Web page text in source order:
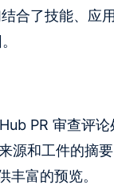
合了技能、应
PR 审查评
源和工件的摘
富的预览。